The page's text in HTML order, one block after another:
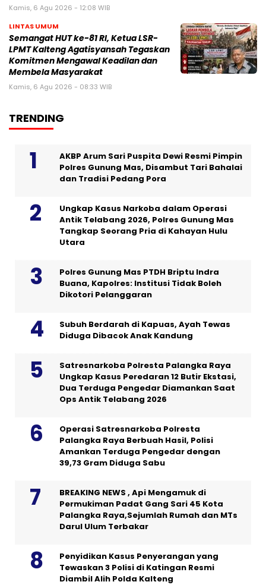
Kamis, 6 Agu 2026 - 12:08 WIB
LINTAS UMUM
Semangat HUT ke-81 RI, Ketua LSR-
LPMT Kalteng Agatisyansah Tegaskan
Komitmen Mengawal Keadilan dan
Membela Masyarakat
Kamis, 6 Agu 2026 - 08:33 WIB
TRENDING
AKBP Arum Sari Puspita Dewi Resmi Pimpin
Polres Gunung Mas, Disambut Tari Bahalai
dan Tradisi Pedang Pora
Ungkap Kasus Narkoba dalam Operasi
Antik Telabang 2026, Polres Gunung Mas
Tangkap Seorang Pria di Kahayan Hulu
Utara
Polres Gunung Mas PTDH Briptu Indra
Buana, Kapolres: Institusi Tidak Boleh
Dikotori Pelanggaran
Subuh Berdarah di Kapuas, Ayah Tewas
Diduga Dibacok Anak Kandung
Satresnarkoba Polresta Palangka Raya
Ungkap Kasus Peredaran 12 Butir Ekstasi,
Dua Terduga Pengedar Diamankan Saat
Ops Antik Telabang 2026
Operasi Satresnarkoba Polresta
Palangka Raya Berbuah Hasil, Polisi
Amankan Terduga Pengedar dengan
39,73 Gram Diduga Sabu
BREAKING NEWS , Api Mengamuk di
Permukiman Padat Gang Sari 45 Kota
Palangka Raya,Sejumlah Rumah dan MTs
Darul Ulum Terbakar
Penyidikan Kasus Penyerangan yang
Tewaskan 3 Polisi di Katingan Resmi
Diambil Alih Polda Kalteng